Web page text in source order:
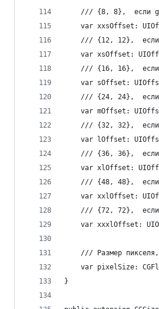
/// {8, 8},  если
var xxsOffset:
/// {12, 12},
var xsOffset:
/// {16, 16},
var sOffset:
/// {24, 24},
var mOffset:
/// {32, 32},
var lOffset:
/// {36, 36},
var xlOffset:
/// {48, 48},
var xxlOffset:
/// {72, 72},
var xxxlOffset:
/// Размер
var pixelSize:
}